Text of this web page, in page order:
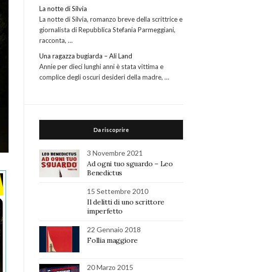
La notte di Silvia
La notte di Silvia, romanzo breve della scrittrice e
giornalista di Repubblica Stefania Parmeggiani,
racconta, …
Una ragazza bugiarda – Ali Land
Annie per dieci lunghi anni è stata vittima e
complice degli oscuri desideri della madre, …
Da riscoprire
3 Novembre 2021
Ad ogni tuo sguardo – Leo
Benedictus
15 Settembre 2010
Il delitti di uno scrittore
imperfetto
22 Gennaio 2018
Follia maggiore
20 Marzo 2015